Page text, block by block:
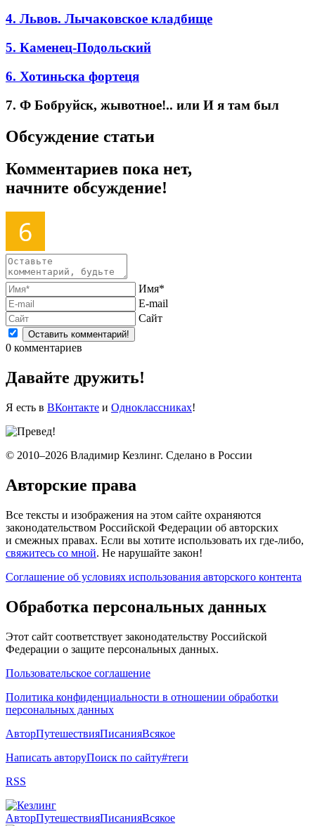
4. Львов. Лычаковское кладбище
5. Каменец-Подольский
6. Хотиньска фортеця
7. Ф Бобруйск, жывотное!.. или И я там был
Обсуждение статьи
Комментариев пока нет,
начните обсуждение!
Имя*
E-mail
Сайт
0 комментариев
Давайте дружить!
Я есть в ВКонтакте и Одноклассниках!
© 2010–2026 Владимир Кезлинг. Сделано в России
Авторские права
Все тексты и изображения на этом сайте охраняются
законодательством Российской Федерации об авторских
и смежных правах. Если вы хотите использовать их где-либо,
свяжитесь со мной. Не нарушайте закон!
Соглашение об условиях использования авторского контента
Обработка персональных данных
Этот сайт соответствует законодательству Российской
Федерации о защите персональных данных.
Пользовательское соглашение
Политика конфиденциальности в отношении обработки
персональных данных
АвторПутешествияПисанияВсякое
Написать авторуПоиск по сайту#теги
RSS
АвторПутешествияПисанияВсякое